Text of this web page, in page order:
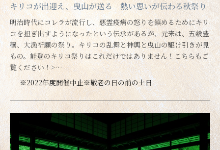
キリコが出迎え、曳山が送る 熱い思いが伝わる秋祭り
明治時代にコレラが流行し、悪霊疫病の怒りを鎮めるためにキリ
コを担ぎ出すようになったという伝承があるが、元来は、五穀豊
穣、大漁祈願の祭り。キリコの乱舞と神輿と曳山の駆け引きが見
もの。能登のキリコ祭りはこれだけではありません！こちらもご
覧ください！>…
※2022年度開催中止※敬老の日の前の土日